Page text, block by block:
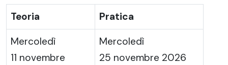
Teoria
Pratica
Mercoledì
11 novembre
Mercoledì
25 novembre 2026